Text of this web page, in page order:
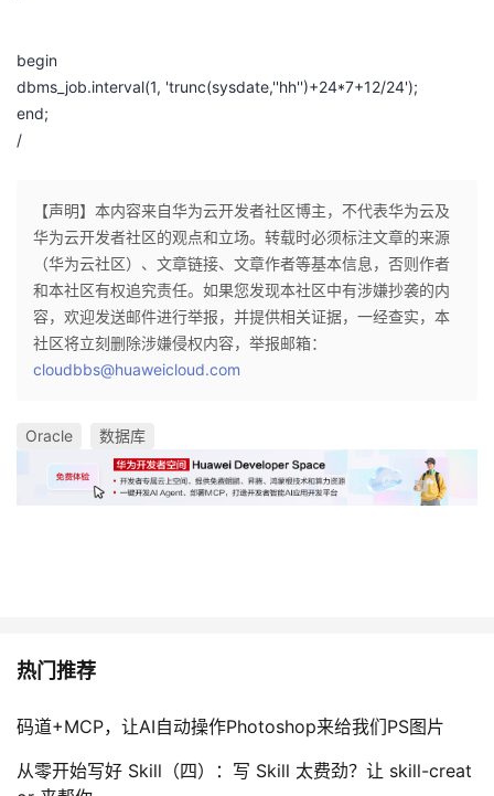
者
堂
我
的
课
我
的
证
我
实
的
支
我
的
技
术
持
我
的
云
建
begin
dbms_job.interval(1, 'trunc(sysdate,''hh'')+24*7+12/24');
end;
/
【声明】本内容来自华为云开发者社区博主，不代表华为云及
华为云开发者社区的观点和立场。转载时必须标注文章的来源
（华为云社区）、文章链接、文章作者等基本信息，否则作者
和本社区有权追究责任。如果您发现本社区中有涉嫌抄袭的内
容，欢迎发送邮件进行举报，并提供相关证据，一经查实，本
社区将立刻删除涉嫌侵权内容，举报邮箱：
cloudbbs@huaweicloud.com
Oracle 数据库
热门推荐
码道+MCP，让AI自动操作Photoshop来给我们PS图片
从零开始写好 Skill（四）：写 Skill 太费劲？让 skill-creat